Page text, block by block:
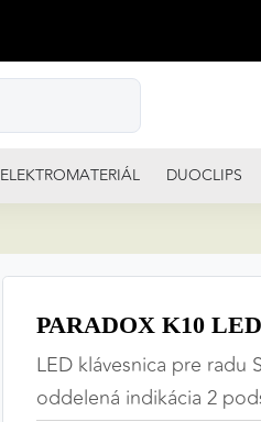
ELEKTROMATERIÁL DUOCLIPS
PARADOX K10
LED klávesnica pre radu
oddelená indikácia 2